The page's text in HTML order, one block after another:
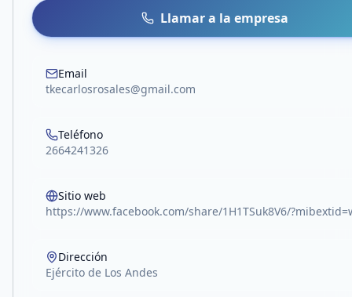
Llamar a la empresa
Email
tkecarlosrosales@gmail.com
Teléfono
2664241326
Sitio web
https://www.facebook.com/share/1H1TSuk8V6/
Dirección
Ejército de Los Andes